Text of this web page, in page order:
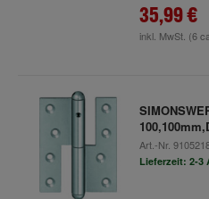
35,99 €
inkl. MwSt. (6
Art.-Nr.
Lieferzeit: 2-3